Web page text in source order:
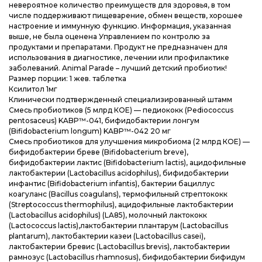
невероятное количество преимуществ для здоровья, в том
числе поддерживают пищеварение, обмен веществ, хорошее
настроение и иммунную функцию. Информация, указанная
выше, не была оценена Управлением по контролю за
продуктами и препаратами. Продукт не предназначен для
использования в диагностике, лечении или профилактике
заболеваний. Animal Parade – лучший детский пробиотик!
Размер порции: 1 жев. таблетка
Ксилитол 1мг
Клинически подтвержденный специализированный штамм
Смесь пробиотиков (5 млрд КОЕ) — педиококк (Pediococcus
pentosaceus) KABP™-041, бифидобактерии лонгум
(Bifidobacterium longum) KABP™-042 20 мг
Смесь пробиотиков для улучшения микробиома (2 млрд КОЕ) —
бифидобактерии бреве (Bifidobacterium breve),
бифидобактерии лактис (Bifidobacterium lactis), ацидофильные
лактобактерии (Lactobacillus acidophilus), бифидобактерии
инфантис (Bifidobacterium infantis), бактерии бациллус
коагуланс (Bacillus coagulans), термофильный стрептококк
(Streptococcus thermophilus), ацидофильные лактобактерии
(Lactobacillus acidophilus) (LA85), молочный лактококк
(Lactococcus lactis),лактобактерии плантарум (Lactobacillus
plantarum), лактобактерии казеи (Lactobacillus casei),
лактобактерии бревис (Lactobacillus brevis), лактобактерии
рамнозус (Lactobacillus rhamnosus), бифидобактерии бифидум